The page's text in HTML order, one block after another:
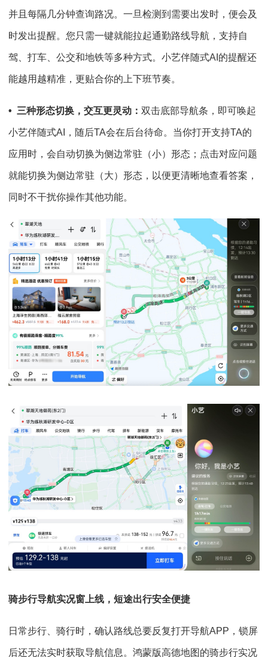
并且每隔几分钟查询路况。一旦检测到需要出发时，便会及
时发出提醒。您只需一键就能拉起通勤路线导航，支持自
驾、打车、公交和地铁等多种方式。小艺伴随式AI的提醒还
能越用越精准，更贴合你的上下班节奏。
• 三种形态切换，交互更灵动 ： 双击底部导航条，即可唤起
小艺伴随式AI，随后TA会在后台待命。当你打开支持TA的
应用时，会自动切换为侧边常驻（小）形态；点击对应问题
就能切换为侧边常驻（大）形态，以便更清晰地查看答案，
同时不干扰你操作其他功能。
骑步行导航实况窗上线，短途出行安全便捷
日常步行、骑行时，确认路线总要反复打开导航APP，锁屏
后还无法实时获取导航信息。鸿蒙版高德地图的骑步行实况